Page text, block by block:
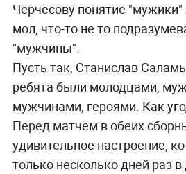
Черчесову понятие "мужики"
мол, что-то не то
"мужчины".
Пусть так, Станислав
ребята были молодцами,
мужчинами, героями. Как
Перед матчем в обеих
удивительное настроение,
только несколько дней раз